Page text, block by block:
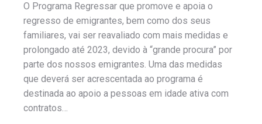
O Programa Regressar que promove e apoia o
regresso de emigrantes, bem como dos seus
familiares, vai ser reavaliado com mais medidas e
prolongado até 2023, devido à “grande procura” por
parte dos nossos emigrantes. Uma das medidas
que deverá ser acrescentada ao programa é
destinada ao apoio a pessoas em idade ativa com
contratos…